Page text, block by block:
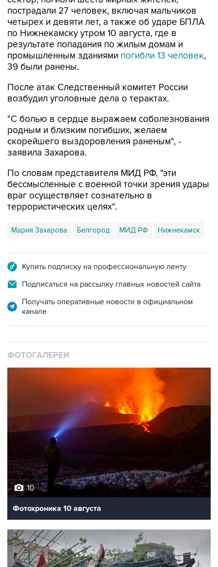
пострадали 27 человек, включая мальчиков
четырех и девяти лет, а также об ударе БПЛА
по Нижнекамску утром 10 августа, где в
результате попадания по жилым домам и
промышленным зданиями погибли 13 человек,
39 были ранены.
После атак Следственный комитет России
возбудил уголовные дела о терактах.
"С болью в сердце выражаем соболезнования
родным и близким погибших, желаем
скорейшего выздоровления раненым", -
заявила Захарова.
По словам представителя МИД РФ, "эти
бессмысленные с военной точки зрения удары
враг осуществляет сознательно в
террористических целях".
Мария Захарова Белгород МИД РФ Нижнекамск
Купить подписку на профессиональную ленту
Подписаться на рассылку главных новостей сайта
Получать оперативные новости в официальном
канале
ФОТОГАЛЕРЕИ
10
Фотохроника 10 августа